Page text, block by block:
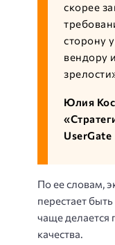
скорее
сторону
вендору
Юлия
UserGate
По ее словам,
перестает
чаще делается
качества.